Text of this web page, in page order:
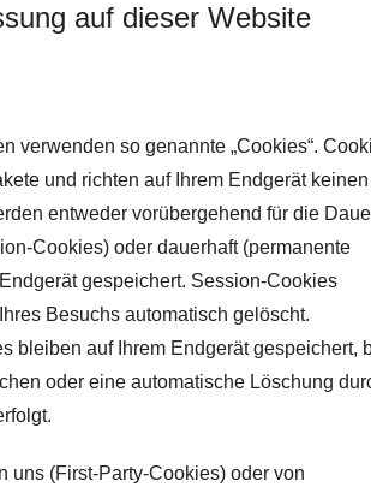
auf dieser Website
verwenden so genannte „Cookies“.
und richten auf Ihrem Endgerät keinen
entweder vorübergehend für die
Cookies) oder dauerhaft (permanente
gespeichert. Session-Cookies
Besuchs automatisch gelöscht.
bleiben auf Ihrem Endgerät gespeichert,
oder eine automatische Löschung
uns (First-Party-Cookies) oder von